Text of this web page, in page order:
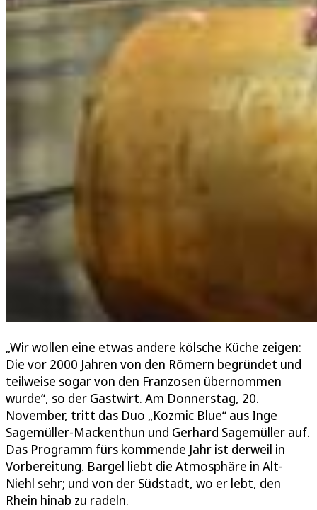
„Wir wollen eine etwas andere kölsche Küche zeigen:
Die vor 2000 Jahren von den Römern begründet und
teilweise sogar von den Franzosen übernommen
wurde“, so der Gastwirt. Am Donnerstag, 20.
November, tritt das Duo „Kozmic Blue“ aus Inge
Sagemüller-Mackenthun und Gerhard Sagemüller auf.
Das Programm fürs kommende Jahr ist derweil in
Vorbereitung. Bargel liebt die Atmosphäre in Alt-
Niehl sehr; und von der Südstadt, wo er lebt, den
Rhein hinab zu radeln.